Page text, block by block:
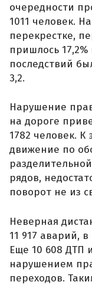
очередности
1011 человек.
перекрестке,
пришлось 17,2%
последствий
3,2.
Нарушение
на дороге
1782 человек. К
движение по
рядов,
поворот не из
Неверная
11 917 аварий,
Еще 10 608 ДТП
нарушением
переходов.